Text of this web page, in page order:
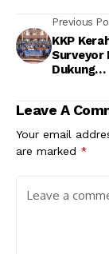
Previous
KKP
Surveyor
Dukung
Leave A
Your email
are marked *